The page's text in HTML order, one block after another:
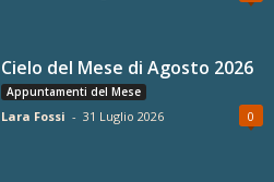
Cielo del Mese di Agosto 2026
Appuntamenti del Mese
Lara Fossi - 31 Luglio 2026 0